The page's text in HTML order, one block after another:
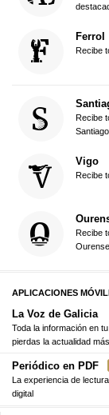
Ferrol
Recibe
Recibe
Santiago
Vigo
Recibe
Recibe
Ourense
APLICACIONES
La Voz de Galicia
Toda la información en
pierdas la actualidad
Periódico en PDF
La experiencia de
digital